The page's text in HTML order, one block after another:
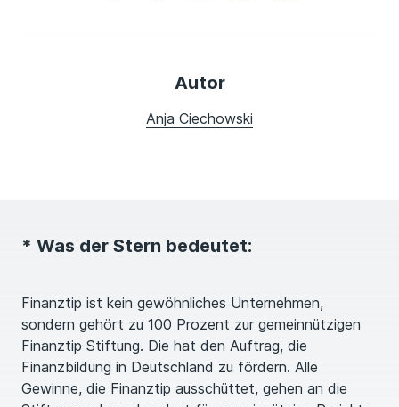
Autor
Anja Ciechowski
* Was der Stern bedeutet:
Finanztip ist kein gewöhnliches Unternehmen,
sondern gehört zu 100 Prozent zur gemeinnützigen
Finanztip Stiftung. Die hat den Auftrag, die
Finanzbildung in Deutschland zu fördern. Alle
Gewinne, die Finanztip ausschüttet, gehen an die